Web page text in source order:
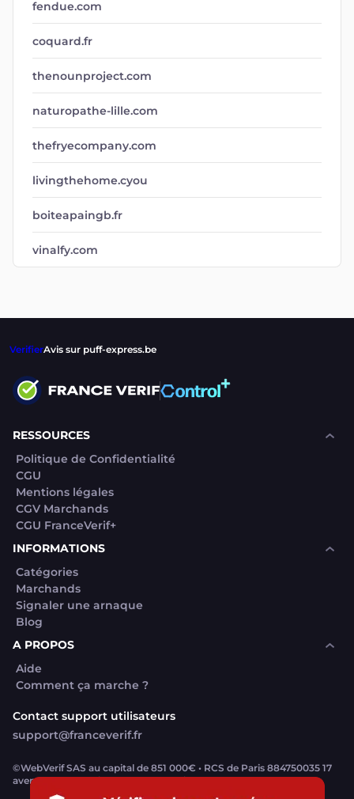
fendue.com
coquard.fr
thenounproject.com
naturopathe-lille.com
thefryecompany.com
livingthehome.cyou
boiteapaingb.fr
vinalfy.com
VerifierAvis sur puff-express.be
RESSOURCES
Politique de Confidentialité
CGU
Mentions légales
CGV Marchands
CGU FranceVerif+
INFORMATIONS
Catégories
Marchands
Signaler une arnaque
Blog
A PROPOS
Aide
Comment ça marche ?
Contact support utilisateurs
support@franceverif.fr
©WebVerif SAS au capital de 851 000€ • RCS de Paris 884750035 17
avenue Jean Moulin, 93100 Montreuil, France